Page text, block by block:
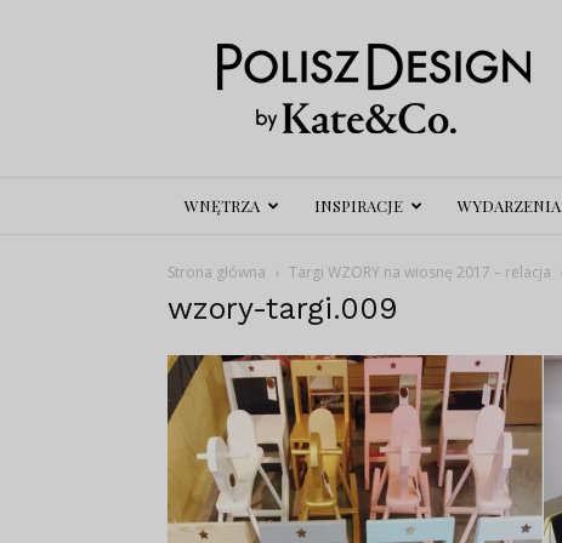
Polisz
Design
WNĘTRZA INSPIRACJE WYDARZENIA
Strona główna Targi WZORY na wiosnę 2017 – relacja
wzory-targi.009